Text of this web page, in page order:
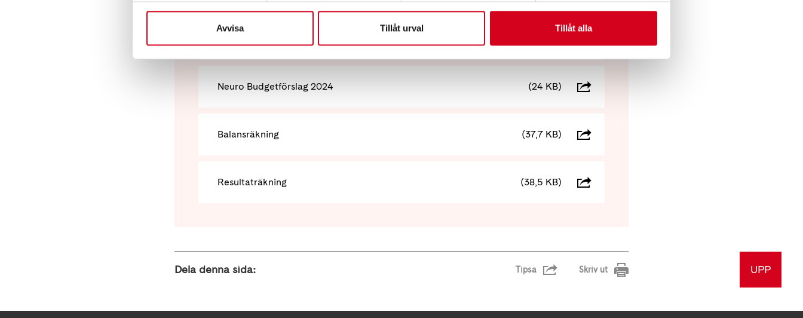
Avvisa Tillåt urval Tillåt alla
Neuro Budgetförslag 2024 (24 KB)
Balansräkning (37,7 KB)
Resultaträkning (38,5 KB)
Dela denna sida: Tipsa Skriv ut UPP